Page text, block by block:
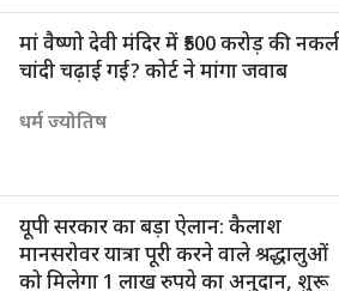
मां वैष्णो देवी मंदिर में ₹500 करोड़ की
चांदी चढ़ाई गई? कोर्ट ने मांगा जवाब
धर्म ज्योतिष
यूपी सरकार का बड़ा ऐलान: कैलाश
मानसरोवर यात्रा पूरी करने वाले श्रद्धालुओं
को मिलेगा 1 लाख रुपये का अनुदान, शुरू